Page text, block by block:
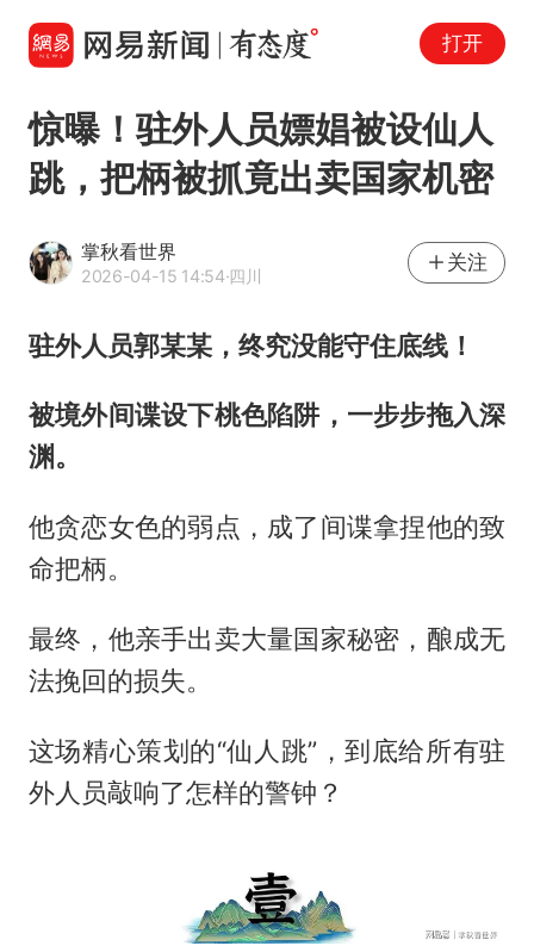
打开
惊曝！驻外人员嫖娼被设仙人
跳，把柄被抓竟出卖国家机密
掌秋看世界
2026-04-15 14:54·四川
关注
驻外人员郭某某，终究没能守住底线！
被境外间谍设下桃色陷阱，一步步拖入深
渊。
他贪恋女色的弱点，成了间谍拿捏他的致
命把柄。
最终，他亲手出卖大量国家秘密，酿成无
法挽回的损失。
这场精心策划的“仙人跳”，到底给所有驻
外人员敲响了怎样的警钟？